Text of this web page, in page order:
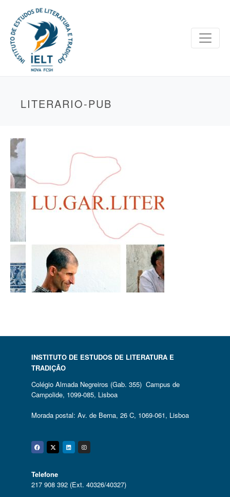
LITERARIO-PUB
INSTITUTO DE ESTUDOS DE LITERATURA E
TRADIÇÃO
Colégio Almada Negreiros (Gab. 355) Campus de
Campolide, 1099-085, Lisboa
Morada postal: Av. de Berna, 26 C, 1069-061, Lisboa
Facebook
Twitter
Linkedin
Instagram
Telefone
217 908 392 (Ext. 40326/40327)